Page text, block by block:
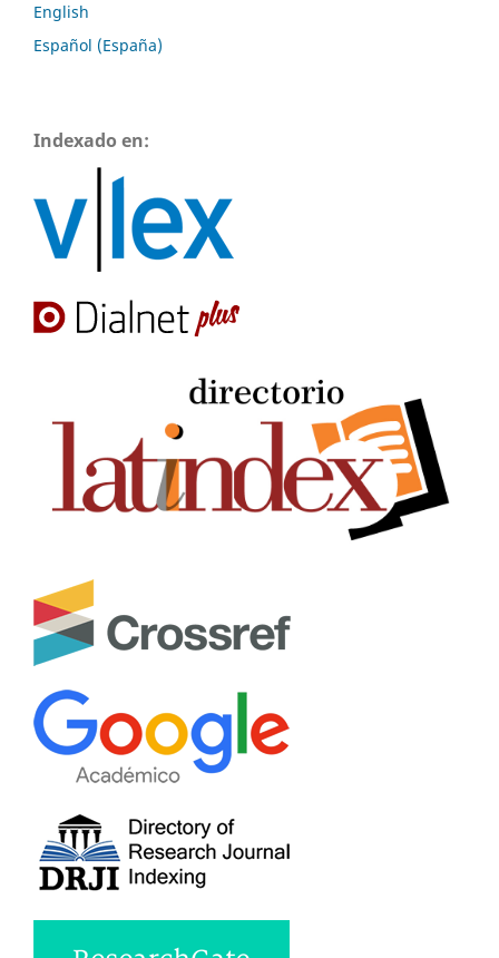
English
Español (España)
Indexado en: